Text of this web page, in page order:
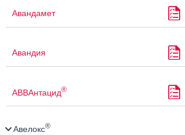
Авандамет
Авандия
АВВАнтацид®
Авелокс®